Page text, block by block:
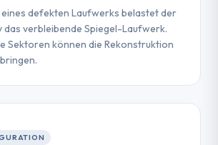
defekten Laufwerks belastet der
das verbleibende Spiegel-Laufwerk.
Sektoren können die Rekonstruktion